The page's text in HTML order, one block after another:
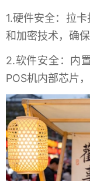
1.硬件安全：拉
和加密技术，确
2.软件安全：内
POS机内部芯片